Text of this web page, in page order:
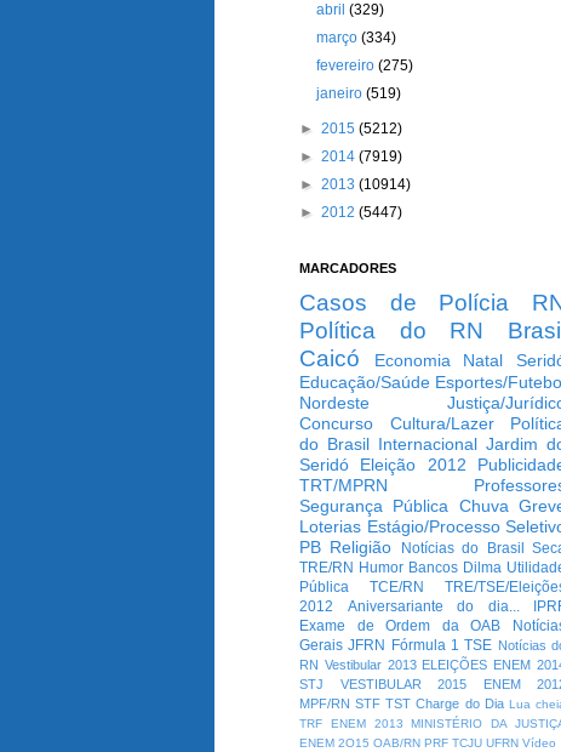
abril(329)
março(334)
fevereiro(275)
janeiro(519)
► 2015 (5212)
► 2014 (7919)
► 2013 (10914)
► 2012 (5447)
MARCADORES
Casos de Polícia
Política do RN
Brasil
Caicó
Economia Natal
Educação/Saúde Esportes/
Nordeste
Justiça/
Concurso
Cultura/Lazer
do Brasil Internacional Jardim
Seridó
Eleição 2012
TRT/MPRN
Segurança Pública Chuva
Loterias Estágio/Processo
PB Religião Notícias do Brasil
TRE/RN Humor Bancos Dilma
Pública
TCE/RN
TRE/TSE/
2012
Aniversariante do dia...
Exame de Ordem da OAB
Gerais JFRN Fórmula 1 TSE Notícias
RN Vestibular 2013 ELEIÇÕES ENEM
STJ
VESTIBULAR 2015
ENEM
MPF/RN STF TST Charge do Dia Lua
TRF
ENEM 2013
MINISTÉRIO DA
ENEM 2O15 OAB/RN PRF TCJU UFRN Vídeo